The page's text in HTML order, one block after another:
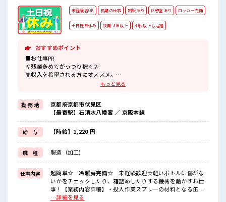
未経験者OK 長期の仕事 制服あり 休憩室あり ロッカー完備
土日祝日休み 残業 20H以上 40代以上も活躍
おすすめポイント
■お仕事PR
≪残業多めでがっつり稼ぐ≫
高収入を希望される方にオススメ。
残業は月20時間以上あります♪
週末は家族や友人と一緒にプライベート満喫！
≪動きやすい制服アリ≫
制服があるので、
毎日の服装の悩み解消♪
≪初めての仕事だけど自分にもできそう≫
新しいことにチャレンジするのは不安だけど、
しっかり働く環境が整っています！
イチからスキルUP・ステップUP目指していきましょう！
≪自分に向いている仕事が探せる≫
困った事などがあれば、
担当がしっかりサポートします！
■職場の雰囲気
もっと見る
勤 務 地
京都府京都市伏見区
【最寄駅】石清水八幡宮 ／ 京阪本線
給 与 【時給】1,220 円
職 種 製造（加工)
仕事内容
超簡単☆ 冷暖房完備☆ 未経験歓迎☆軽いボトルに傷がな
いかをチェックしたり、箱詰めしたりする機械を動かすお仕
事！【業務内容詳細】・投入作業スプレーの材料となる缶な
どの部品をライン上に流します・組立作業ボタンや蓋の部分
…詳細を見る